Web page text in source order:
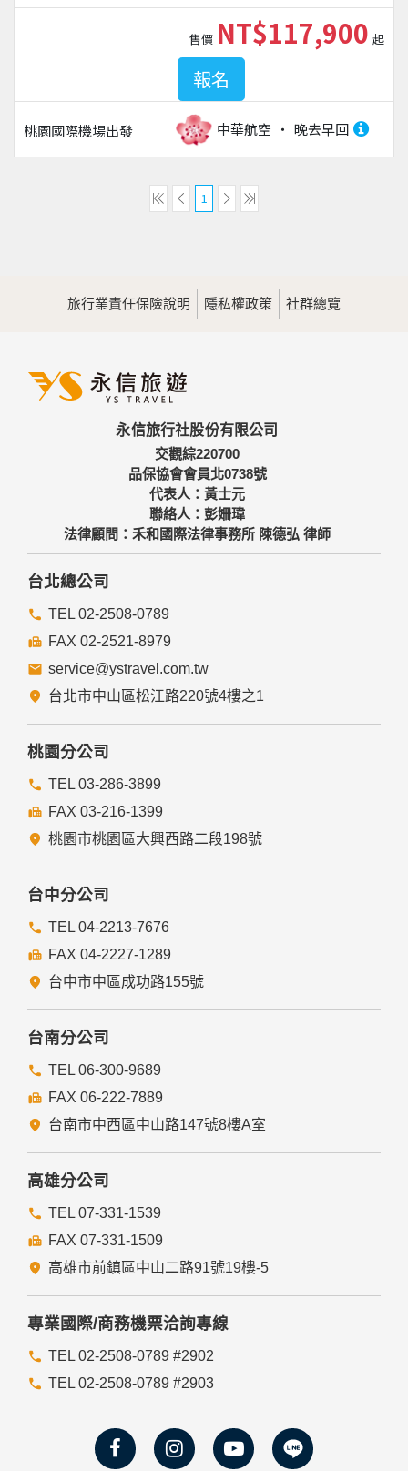
桃園國際機場出發 中華航空 晚去早回
售價 NT$117,900 起
報名
1
旅行業責任保險說明 隱私權政策 社群總覽
永信旅行社股份有限公司
交觀綜220700
品保協會會員北0738號
代表人：黃士元
聯絡人：彭姍瑋
法律顧問：禾和國際法律事務所 陳德弘 律師
台北總公司
TEL 02-2508-0789
FAX 02-2521-8979
service@ystravel.com.tw
台北市中山區松江路220號4樓之1
桃園分公司
TEL 03-286-3899
FAX 03-216-1399
桃園市桃園區大興西路二段198號
台中分公司
TEL 04-2213-7676
FAX 04-2227-1289
台中市中區成功路155號
台南分公司
TEL 06-300-9689
FAX 06-222-7889
台南市中西區中山路147號8樓A室
高雄分公司
TEL 07-331-1539
FAX 07-331-1509
高雄市前鎮區中山二路91號19樓-5
專業國際/商務機票洽詢專線
TEL 02-2508-0789 #2902
TEL 02-2508-0789 #2903